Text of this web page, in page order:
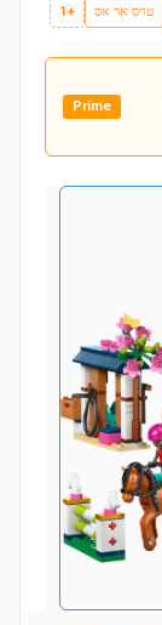
טויס אר אס +1
Prime